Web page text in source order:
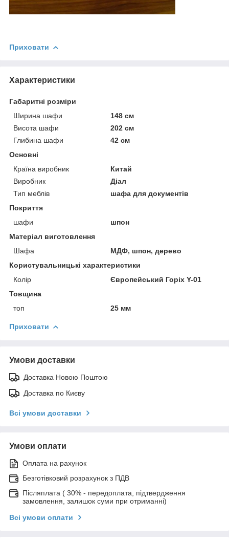
Приховати
Характеристики
Габаритні розміри
Ширина шафи
148 см
Висота шафи
202 см
Глибина шафи
42 см
Основні
Країна виробник
Китай
Виробник
Діал
Тип меблів
шафа для документів
Покриття
шафи
шпон
Матеріал виготовлення
Шафа
МДФ, шпон, дерево
Користувальницькі характеристики
Колір
Європейський Горіх Y-01
Товщина
топ
25 мм
Приховати
Умови доставки
Доставка Новою Поштою
Доставка по Києву
Всі умови доставки
Умови оплати
Оплата на рахунок
Безготівковий розрахунок з ПДВ
Післяплата ( 30% - передоплата, підтвердження
замовлення, залишок суми при отриманні)
Всі умови оплати